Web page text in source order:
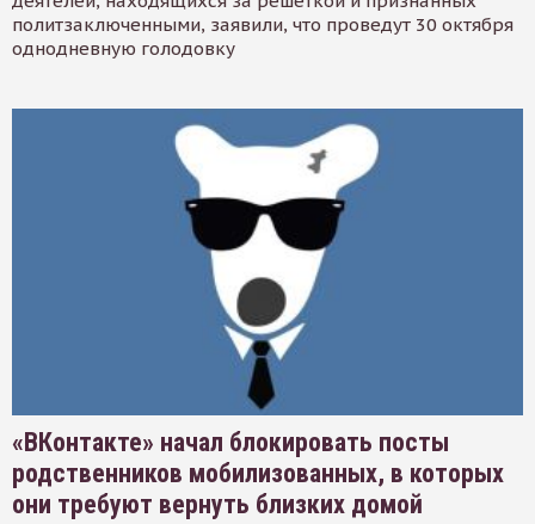
политзаключенными, заявили, что проведут 30 октября
однодневную голодовку
«ВКонтакте» начал блокировать посты
родственников мобилизованных, в которых
они требуют вернуть близких домой